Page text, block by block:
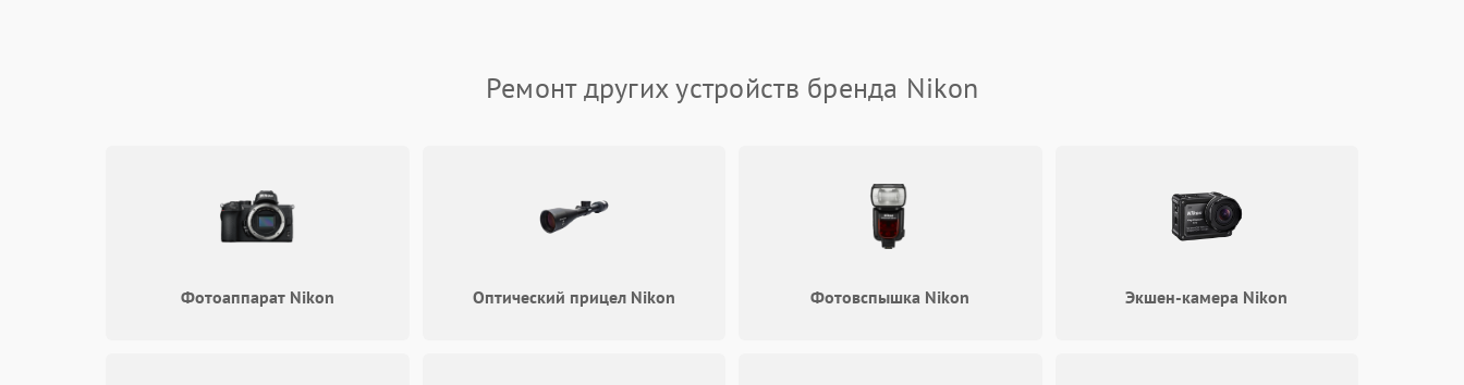
Ремонт других устройств бренда Nikon
Фотоаппарат Nikon Оптический прицел Nikon Фотовспышка Nikon Экшен-камера Nikon